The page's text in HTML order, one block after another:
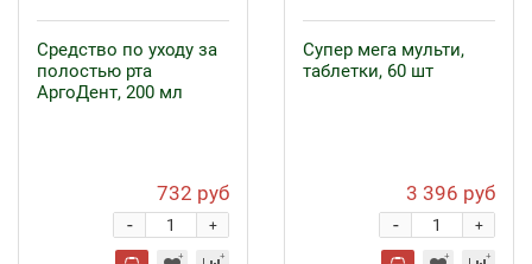
Средство по уходу за
полостью рта
АргоДент, 200 мл
732 руб
+
-
Супер мега мульти,
таблетки, 60 шт
3 396 руб
+
-